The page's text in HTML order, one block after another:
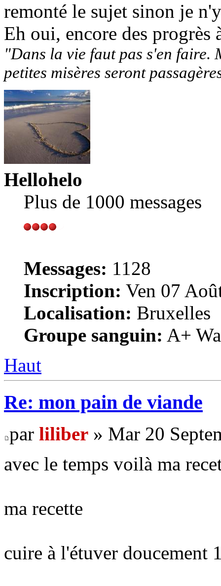
remonté le sujet sinon je
Eh oui, encore des
"Dans la vie faut pas s'en faire.
petites misères seront
Hellohelo
Plus de 1000 messages
Messages: 1128
Inscription: Ven 07
Localisation: Bruxelles
Groupe sanguin: A+
Haut
Re: mon pain de viande
par liliber » Mar 20
avec le temps voilà ma
ma recette
cuire à l'étuver doucement